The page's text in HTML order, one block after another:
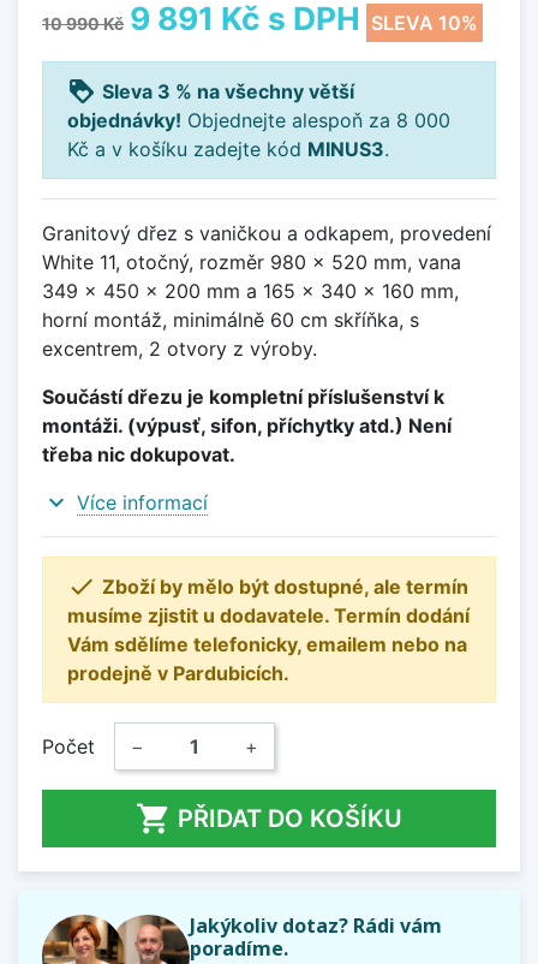
10 990 Kč 9 891 Kč s DPH SLEVA 10%
loyalty Sleva 3 % na všechny větší
objednávky! Objednejte alespoň za 8 000
Kč a v košíku zadejte kód MINUS3.
Granitový dřez s vaničkou a odkapem, provedení
White 11, otočný, rozměr 980 x 520 mm, vana
349 x 450 x 200 mm a 165 x 340 x 160 mm,
horní montáž, minimálně 60 cm skříňka, s
excentrem, 2 otvory z výroby.
Součástí dřezu je kompletní příslušenství k
montáži. (výpusť, sifon, příchytky atd.) Není
třeba nic dokupovat.
expand_more Více informací
 Zboží by mělo být dostupné, ale termín
musíme zjistit u dodavatele. Termín dodání
Vám sdělíme telefonicky, emailem nebo na
prodejně v Pardubicích.
Počet − +
 PŘIDAT DO KOŠÍKU
Jakýkoliv dotaz? Rádi vám
poradíme.